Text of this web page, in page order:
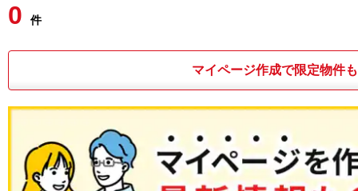
0 件
マイページ作成で限定物件